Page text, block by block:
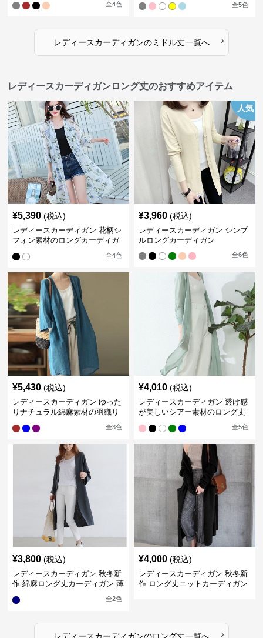
全4色 全5色
レディースカーディガンのミドル丈一覧へ ›
レディースカーディガンロング丈のおすすめアイテム
¥5,390 (税込)
レディースカーディガン 花柄シ
フォン素材のロングカーディガ
全4色
人気
¥3,960 (税込)
レディースカーディガン シンプ
ルロングカーディガン
全6色
¥5,430 (税込)
レディースカーディガン ゆった
りナチュラル綿麻素材の羽織り
全3色
¥4,010 (税込)
レディースカーディガン 透け感
が美しいシアー素材のロング丈
全5色
¥3,800 (税込)
レディースカーディガン 秋冬新
作 綿麻ロング丈カーディガン 薄
全2色
¥4,000 (税込)
レディースカーディガン 秋冬新
作 ロング丈ニットカーディガン
›